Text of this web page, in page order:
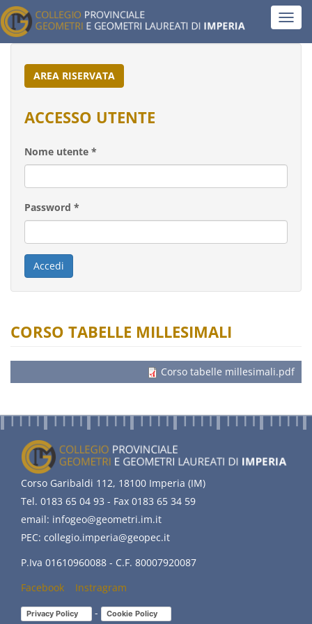
Salta
al
contenuto
principale
AREA RISERVATA
ACCESSO UTENTE
Nome utente *
Password *
Accedi
CORSO TABELLE MILLESIMALI
Corso tabelle millesimali.pdf
Corso Garibaldi 112, 18100 Imperia (IM)
Tel. 0183 65 04 93 - Fax 0183 65 34 59
email: infogeo@geometri.im.it
PEC: collegio.imperia@geopec.it
P.Iva 01610960088 - C.F. 80007920087
Facebook (link
is
Instragram
is
Privacy Policy (link is external)
- Cookie Policy